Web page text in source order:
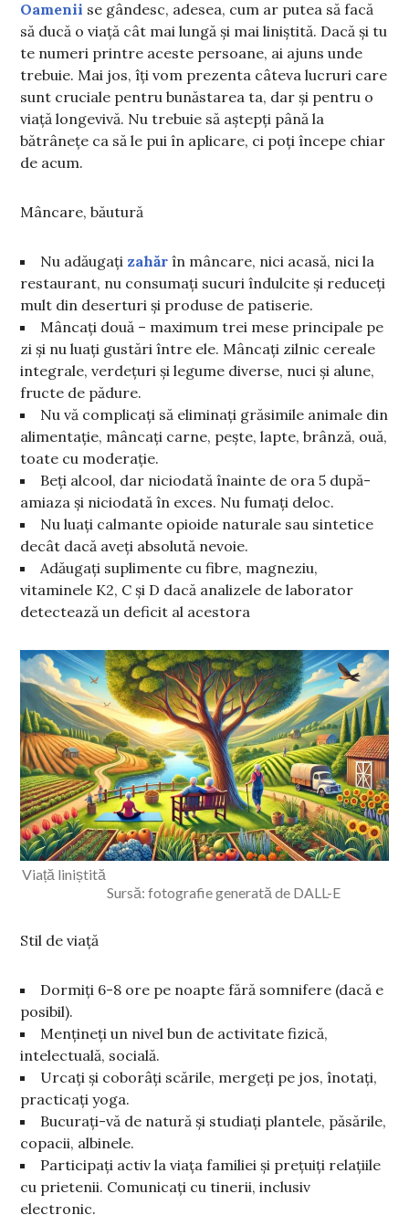
Oamenii se gândesc, adesea, cum ar putea să facă
să ducă o viață cât mai lungă și mai liniștită. Dacă și tu
te numeri printre aceste persoane, ai ajuns unde
trebuie. Mai jos, îți vom prezenta câteva lucruri care
sunt cruciale pentru bunăstarea ta, dar și pentru o
viață longevivă. Nu trebuie să aștepți până la
bătrânețe ca să le pui în aplicare, ci poți începe chiar
de acum.
Mâncare, băutură
Nu adăugați zahăr în mâncare, nici acasă, nici la
restaurant, nu consumați sucuri îndulcite și reduceți
mult din deserturi și produse de patiserie.
Mâncați două – maximum trei mese principale pe
zi și nu luați gustări între ele. Mâncați zilnic cereale
integrale, verdețuri și legume diverse, nuci și alune,
fructe de pădure.
Nu vă complicați să eliminați grăsimile animale din
alimentație, mâncați carne, pește, lapte, brânză, ouă,
toate cu moderație.
Beți alcool, dar niciodată înainte de ora 5 după-
amiaza și niciodată în exces. Nu fumați deloc.
Nu luați calmante opioide naturale sau sintetice
decât dacă aveți absolută nevoie.
Adăugați suplimente cu fibre, magneziu,
vitaminele K2, C și D dacă analizele de laborator
detectează un deficit al acestora
Viață liniștită
Sursă: fotografie generată de DALL-E
Stil de viață
Dormiți 6-8 ore pe noapte fără somnifere (dacă e
posibil).
Mențineți un nivel bun de activitate fizică,
intelectuală, socială.
Urcați și coborâți scările, mergeți pe jos, înotați,
practicați yoga.
Bucurați-vă de natură și studiați plantele, păsările,
copacii, albinele.
Participați activ la viața familiei și prețuiți relațiile
cu prietenii. Comunicați cu tinerii, inclusiv
electronic.